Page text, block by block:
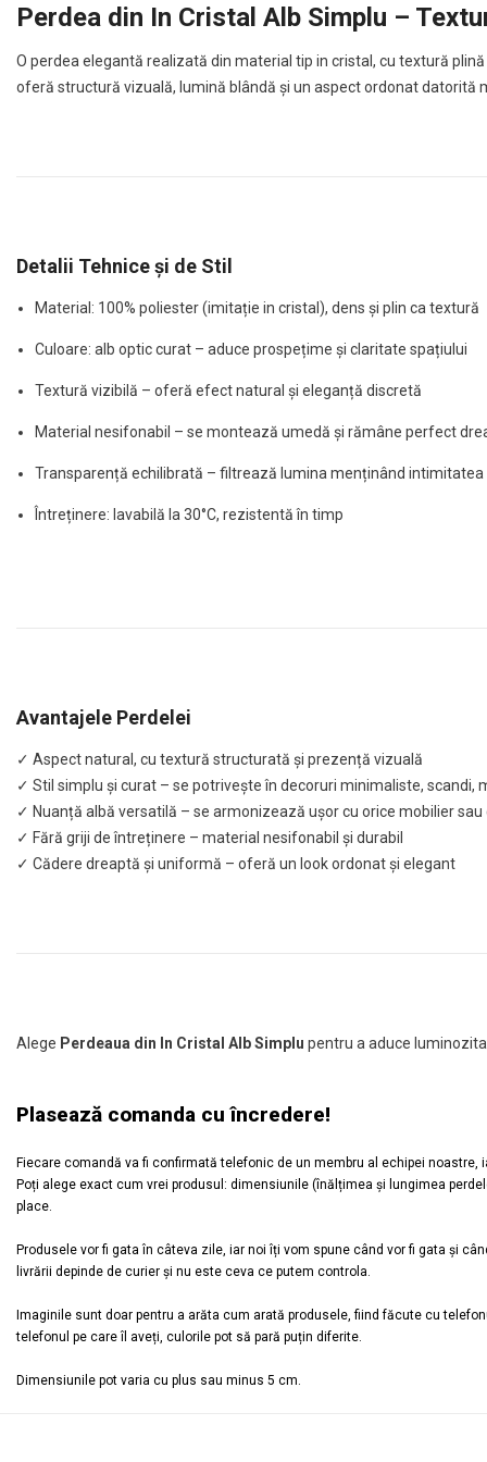
Perdea din In Cristal Alb Simplu –
O perdea elegantă realizată din material tip in cristal, cu textură
oferă structură vizuală, lumină blândă și un aspect ordonat datorită
Detalii Tehnice și de Stil
Material: 100% poliester (imitație in cristal), dens și plin ca textură
Culoare: alb optic curat – aduce prospețime și claritate spațiului
Textură vizibilă – oferă efect natural și eleganță discretă
Material nesifonabil – se montează umedă și rămâne perfect
Transparență echilibrată – filtrează lumina menținând intimitatea
Întreținere: lavabilă la 30°C, rezistentă în timp
Avantajele Perdelei
✓ Aspect natural, cu textură structurată și prezență vizuală
✓ Stil simplu și curat – se potrivește în decoruri minimaliste, scandi,
✓ Nuanță albă versatilă – se armonizează ușor cu orice mobilier sau
✓ Fără griji de întreținere – material nesifonabil și durabil
✓ Cădere dreaptă și uniformă – oferă un look ordonat și elegant
Alege Perdeaua din In Cristal Alb Simplu pentru a aduce
Plasează comanda cu încredere!
Fiecare comandă va fi confirmată telefonic de un membru al echipei
Poți alege exact cum vrei produsul: dimensiunile (înălțimea și lungimea
place.
Produsele vor fi gata în câteva zile, iar noi îți vom spune când vor fi gata și
livrării depinde de curier și nu este ceva ce putem controla.
Imaginile sunt doar pentru a arăta cum arată produsele, fiind făcute cu
telefonul pe care îl aveți, culorile pot să pară puțin diferite.
Dimensiunile pot varia cu plus sau minus 5 cm.